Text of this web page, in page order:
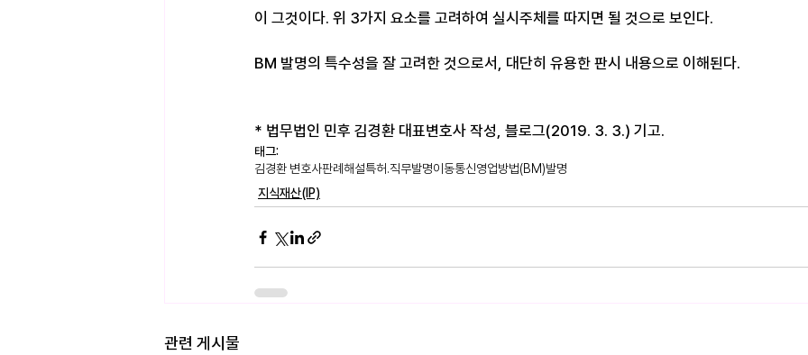
이 그것이다. 위 3가지 요소를 고려하여 실시주체를 따지면 될 것으로 보인다.
BM 발명의 특수성을 잘 고려한 것으로서, 대단히 유용한 판시 내용으로 이해된다.
* 법무법인 민후 김경환 대표변호사 작성, 블로그(2019. 3. 3.) 기고.
태그:
김경환 변호사판례해설특허.직무발명이동통신영업방법(BM)발명
지식재산(IP)
관련 게시물